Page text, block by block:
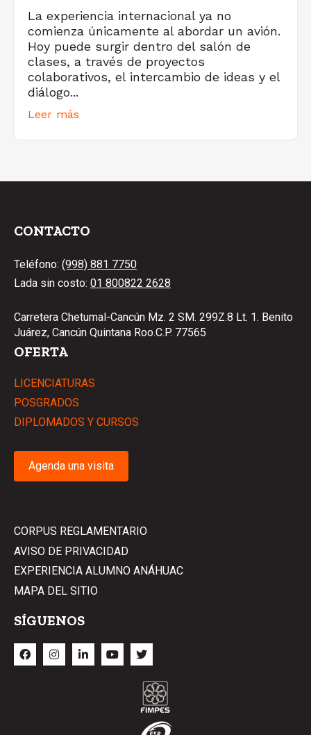
La experiencia internacional ya no
comienza únicamente al abordar un avión.
Hoy puede surgir dentro del salón de
clases, a través de proyectos
colaborativos, el intercambio de ideas y el
diálogo...
Leer más
CONTACTO
Teléfono: (998) 881 7750
Lada sin costo: 01 800822 2628
Carretera Chetumal-Cancún Mz. 2 SM. 299Z.8 Lt. 1. Benito
Juárez, Cancún Quintana Roo.C.P. 77565
OFERTA
LICENCIATURAS
POSGRADOS
DIPLOMADOS Y CURSOS
Agenda una visita
CORPUS REGLAMENTARIO
AVISO DE PRIVACIDAD
EXPERIENCIA ALUMNO ANÁHUAC
MAPA DEL SITIO
SÍGUENOS